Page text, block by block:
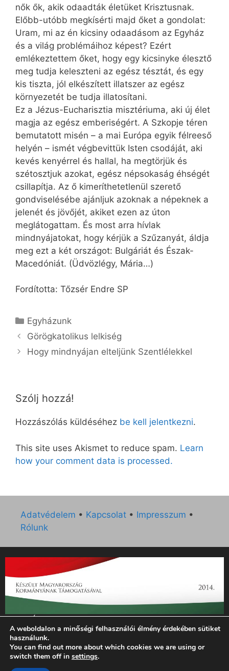
nők ők, akik odaadták életüket Krisztusnak.
Előbb-utóbb megkísérti majd őket a gondolat:
Uram, mi az én kicsiny odaadásom az Egyház
és a világ problémáihoz képest? Ezért
emlékeztettem őket, hogy egy kicsinyke élesztő
meg tudja keleszteni az egész tésztát, és egy
kis tiszta, jól elkészített illatszer az egész
környezetét be tudja illatosítani.
Ez a Jézus-Eucharisztia misztériuma, aki új élet
magja az egész emberiségért. A Szkopje téren
bemutatott misén – a mai Európa egyik félreeső
helyén – ismét végbevittük Isten csodáját, aki
kevés kenyérrel és hallal, ha megtörjük és
szétosztjuk azokat, egész népsokaság éhségét
csillapítja. Az ő kimeríthetetlenül szerető
gondviselésébe ajánljuk azoknak a népeknek a
jelenét és jövőjét, akiket ezen az úton
meglátogattam. És most arra hívlak
mindnyájatokat, hogy kérjük a Szűzanyát, áldja
meg ezt a két országot: Bulgáriát és Észak-
Macedóniát. (Üdvözlégy, Mária…)
Fordította: Tőzsér Endre SP
Kategória
Egyházunk
Görögkatolikus lelkiség
Hogy mindnyájan elteljünk Szentlélekkel
Szólj hozzá!
Hozzászólás küldéséhez be kell jelentkezni.
This site uses Akismet to reduce spam. Learn
how your comment data is processed.
Adatvédelem • Kapcsolat • Impresszum •
Rólunk
„Az Új Ember katolikus hetilap 2014. évi működésének
támogatását az EGYH-KCP-14-P-0121 sz. támogatási
szerződés keretében 3 000 000 Ft összegben támogatta az
Emberi Erőforrások Minisztériuma.”
A weboldalon a minőségi felhasználói élmény érdekében sütiket
használunk.
You can find out more about which cookies we are using or
switch them off in settings.